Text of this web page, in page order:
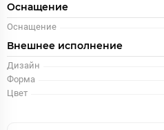
Оснащение
Оснащение
Внешнее исполнение
Дизайн
Форма
Цвет